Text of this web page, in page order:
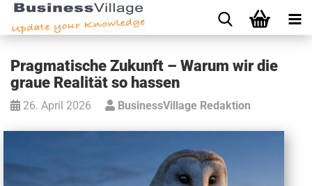
Pragmatische Zukunft – Warum wir die
graue Realität so hassen
26. April 2026 BusinessVillage Redaktion